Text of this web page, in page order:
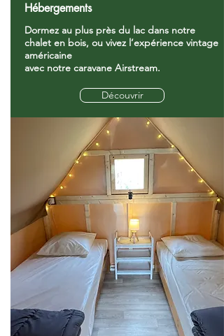
Hébergements
Dormez au plus près du lac dans notre
chalet en bois, ou vivez l’expérience vintage
américaine
avec notre caravane Airstream.
Découvrir